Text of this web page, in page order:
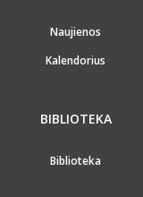
Naujienos
Kalendorius
BIBLIOTEKA
Biblioteka